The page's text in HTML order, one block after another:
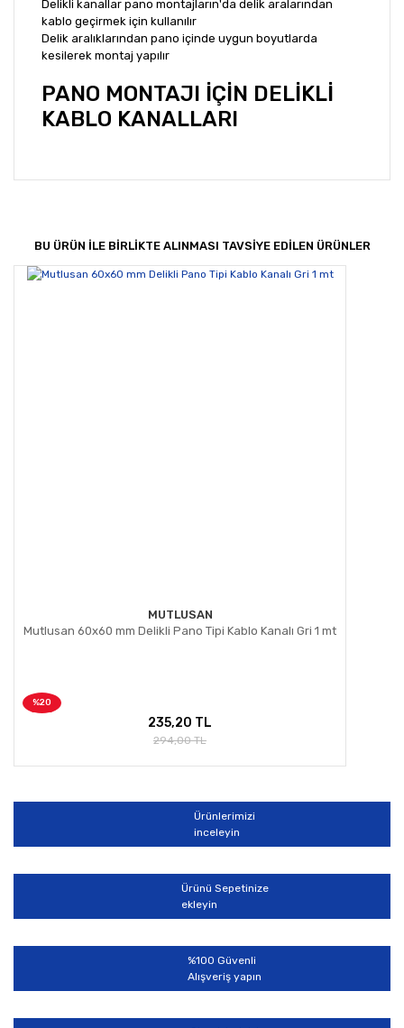
Delikli kanallar pano montajların'da delik aralarından
kablo geçirmek için kullanılır
Delik aralıklarından pano içinde uygun boyutlarda
kesilerek montaj yapılır
PANO MONTAJI İÇİN DELİKLİ
KABLO KANALLARI
Yorum Yaz
Bu ürünün fiyat bilgisi, resim, ürün açıklamalarında ve
Ürün resmi kalitesiz, bozuk veya görüntülenemiyor.
BU ÜRÜN İLE BİRLİKTE ALINMASI TAVSİYE EDİLEN ÜRÜNLER
MUTLUSAN
Mutlusan 60x60 mm Delikli Pano Tipi Kablo Kanalı Gri 1 mt
%20
235,20 TL
294,00 TL
Ürünlerimizi
inceleyin
Ürünü Sepetinize
ekleyin
%100 Güvenli
Alışveriş yapın